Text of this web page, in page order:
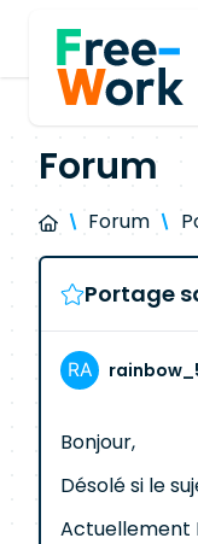
Forum
Forum
Portage
Bonjour,
Désolé si le
Actuellement